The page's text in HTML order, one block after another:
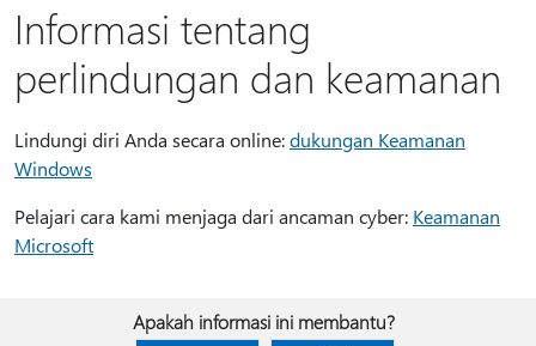
Informasi tentang
perlindungan dan keamanan
Lindungi diri Anda secara online:dukungan Keamanan
Windows
Pelajari cara kami menjaga dari ancaman cyber: Keamanan
Microsoft
Apakah informasi ini membantu?